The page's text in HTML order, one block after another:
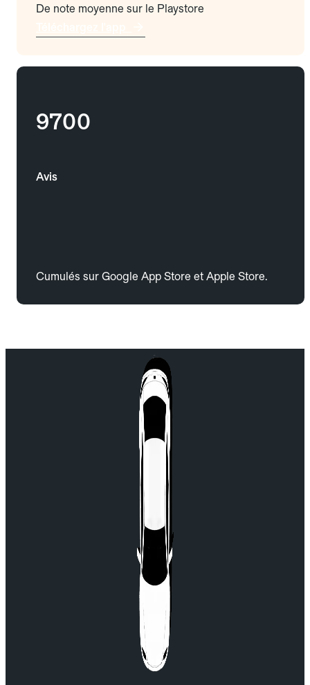
De note moyenne sur le Playstore
9700
Avis
Cumulés sur Google App Store et Apple Store.